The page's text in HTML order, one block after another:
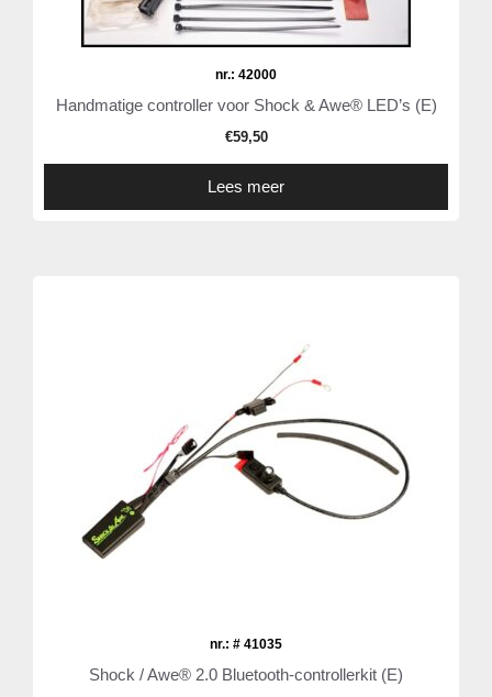
nr.: 42000
Handmatige controller voor Shock & Awe® LED’s (E)
€59,50
Lees meer
nr.: # 41035
Shock / Awe® 2.0 Bluetooth-controllerkit (E)